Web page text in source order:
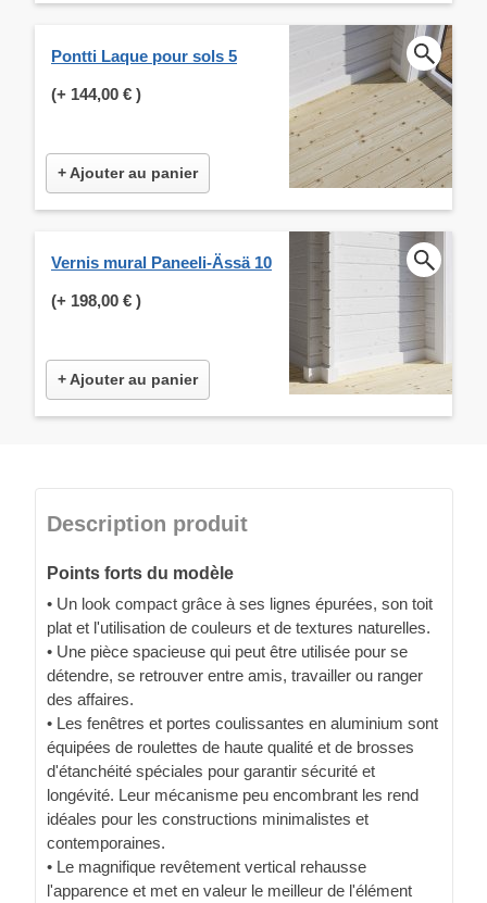
Pontti Laque pour sols 5
(+ 144,00 € )
+ Ajouter au panier
Vernis mural Paneeli-Ässä 10
(+ 198,00 € )
+ Ajouter au panier
Description produit
Points forts du modèle
• Un look compact grâce à ses lignes épurées, son toit
plat et l'utilisation de couleurs et de textures naturelles.
• Une pièce spacieuse qui peut être utilisée pour se
détendre, se retrouver entre amis, travailler ou ranger
des affaires.
• Les fenêtres et portes coulissantes en aluminium sont
équipées de roulettes de haute qualité et de brosses
d'étanchéité spéciales pour garantir sécurité et
longévité. Leur mécanisme peu encombrant les rend
idéales pour les constructions minimalistes et
contemporaines.
• Le magnifique revêtement vertical rehausse
l'apparence et met en valeur le meilleur de l'élément